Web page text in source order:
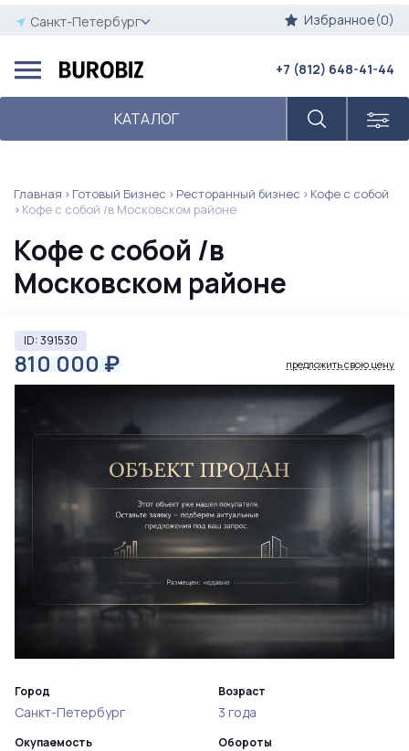
Санкт-Петербург Избранное(0)
КАТАЛОГ
+7 (812) 648-41-44
Главная Готовый Бизнес Ресторанный бизнес
Кофе с собой
Кофе с собой /в Московском районе
Кофе с собой /в
Московском районе
ID: 391530
810 000 ₽ предложить свою цену
Город
Санкт-Петербург
Окупаемость
Возраст
3 года
Обороты